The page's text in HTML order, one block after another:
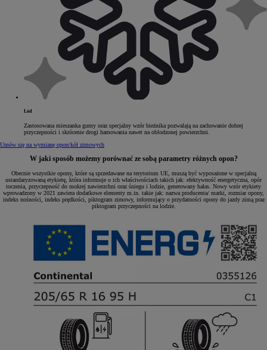
Lód
Zastosowana mieszanka gumy oraz specjalny wzór bieżnika pozwalają na zachowanie dobrej
przyczepności i skrócenie drogi hamowania nawet na oblodzonej powierzchni.
Umów się na wymianę opon/kół zimowych
W jaki sposób możemy porównać ze sobą parametry różnych opon?
Obecnie wszystkie opony, które są sprzedawane na terytorium UE, muszą być wyposażone w specjalną
ustandaryzowaną etykietę, która informuje o ich właściwościach takich jak: efektywność energetyczna, opór
toczenia, przyczepność do mokrej nawierzchni oraz śniegu i lodzie, generowany hałas. Nowy wzór etykiety
wprowadzony w 2021 zawiera dodatkowe elementy m.in. takie jak: nazwa producenta/ marki, rozmiar opony,
indeks nośności, indeks prędkości, piktogram zimowy, informujący o przydatności opony do jazdy zimą praz
piktogram przyczepności na lodzie.